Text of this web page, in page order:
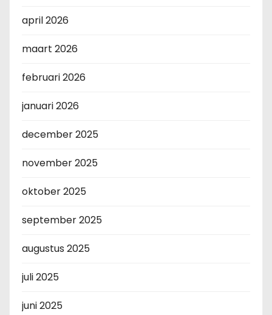
april 2026
maart 2026
februari 2026
januari 2026
december 2025
november 2025
oktober 2025
september 2025
augustus 2025
juli 2025
juni 2025